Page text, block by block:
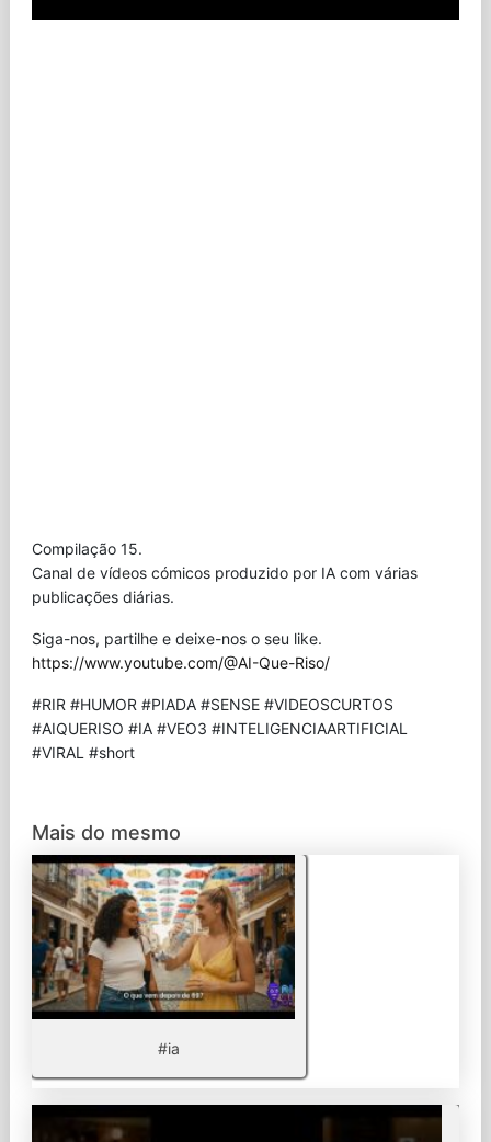
Compilação 15.
Canal de vídeos cómicos produzido por IA com várias
publicações diárias.
Siga-nos, partilhe e deixe-nos o seu like.
https://www.youtube.com/@AI-Que-Riso/
#RIR #HUMOR #PIADA #SENSE #VIDEOSCURTOS
#AIQUERISO #IA #VEO3 #INTELIGENCIAARTIFICIAL
#VIRAL #short
Mais do mesmo
#ia